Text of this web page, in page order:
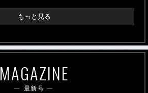
もっと見る
MAGAZINE
最新号